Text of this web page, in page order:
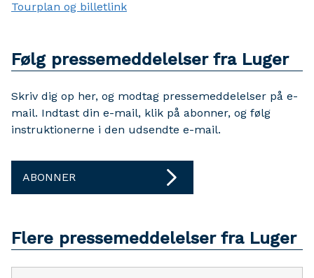
Tourplan og billetlink
Følg pressemeddelelser fra Luger
Skriv dig op her, og modtag pressemeddelelser på e-
mail. Indtast din e-mail, klik på abonner, og følg
instruktionerne i den udsendte e-mail.
ABONNER
Flere pressemeddelelser fra Luger